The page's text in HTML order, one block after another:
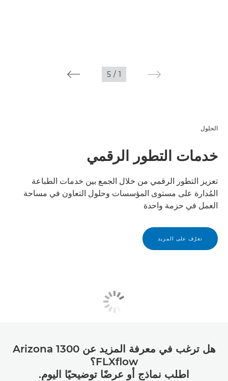
1
/
5
الحلول
خدمات التطور الرقمي
تعزيز التطور الرقمي من خلال الجمع بين خدمات الطباعة
المُدارة على مستوى المؤسسات وحلول التعاون في مساحة
العمل في حزمة واحدة
تعرّف على المزيد
هل ترغب في معرفة المزيد عن Arizona 1300
FLXﬂow؟
اطلب نماذج أو عرضًا توضيحيًا اليوم.